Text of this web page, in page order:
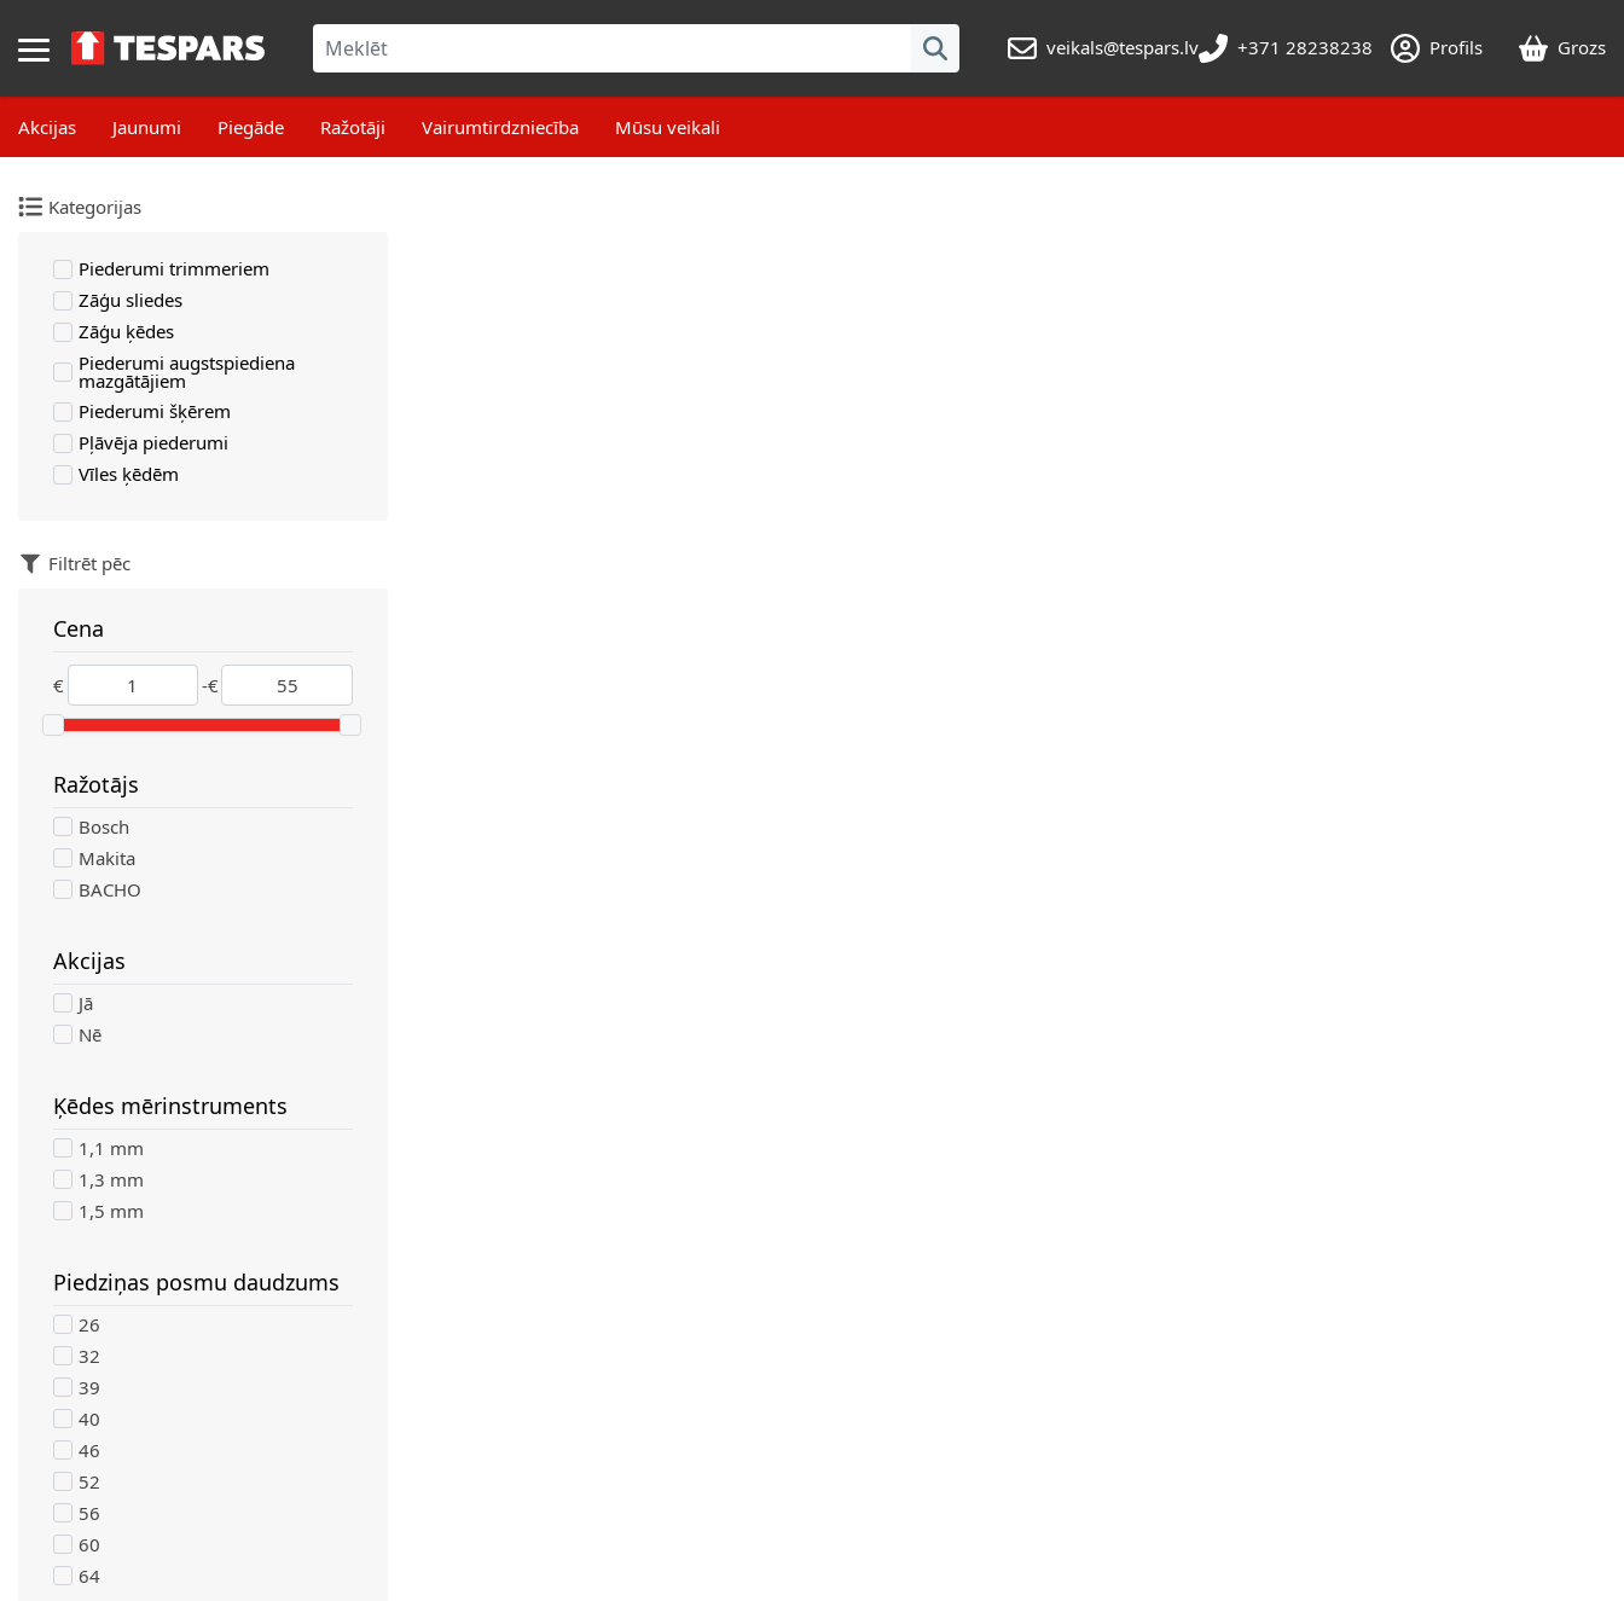
veikals@tespars.lv
+371 28238238 Profils Grozs
Akcijas Jaunumi Piegāde Ražotāji Vairumtirdzniecība Mūsu veikali
Filtrēt pēc
Kategorijas
Piederumi trimmeriem
Zāģu sliedes
Zāģu ķēdes
Piederumi augstspiediena
mazgātājiem
Piederumi šķērem
Pļāvēja piederumi
Vīles ķēdēm
Cena
filter
€ -€
Ražotājs
filter
Bosch
Makita
BACHO
Akcijas
filter
Jā
Nē
Ķēdes mērinstruments
filter
1,1 mm
1,3 mm
1,5 mm
Piedziņas posmu daudzums
filter
26
32
39
40
46
52
56
60
64